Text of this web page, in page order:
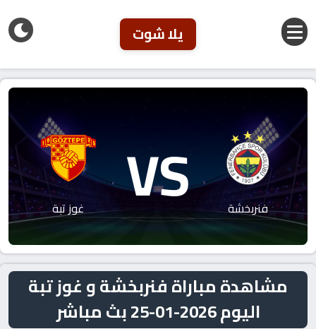
يلا شوت
فنربخشة VS غوز تبة
مشاهدة مباراة فنربخشة و غوز تبة
اليوم 2026-01-25 بث مباشر